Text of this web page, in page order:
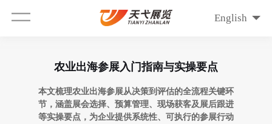
English
农业出海参展入门指南与实操要点
本文梳理农业出海参展从决策到评估的全流程关键环
节，涵盖展会选择、预算管理、现场获客及展后跟进
等实操要点，为企业提供系统性、可执行的参展行动